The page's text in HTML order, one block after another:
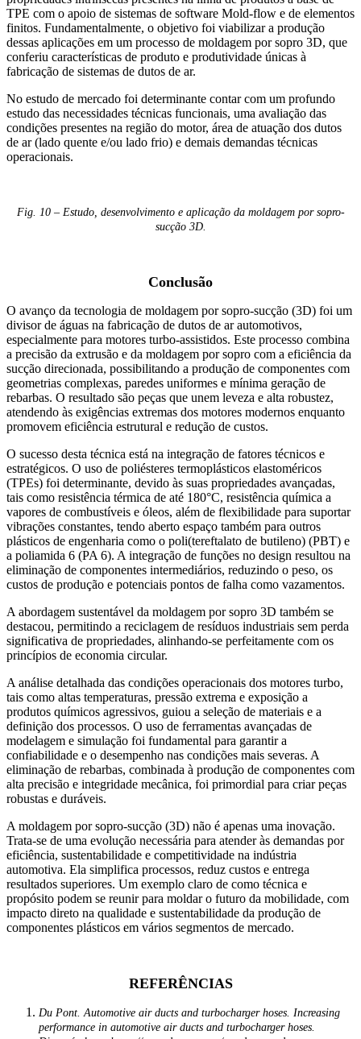
TPE com o apoio de sistemas de software Mold-flow e de elementos
finitos. Fundamentalmente, o objetivo foi viabilizar a produção
dessas aplicações em um processo de moldagem por sopro 3D, que
conferiu características de produto e produtividade únicas à
fabricação de sistemas de dutos de ar.
No estudo de mercado foi determinante contar com um profundo
estudo das necessidades técnicas funcionais, uma avaliação das
condições presentes na região do motor, área de atuação dos dutos
de ar (lado quente e/ou lado frio) e demais demandas técnicas
operacionais.
Fig. 10 – Estudo, desenvolvimento e aplicação da moldagem por sopro-
sucção 3D.
Conclusão
O avanço da tecnologia de moldagem por sopro-sucção (3D) foi um
divisor de águas na fabricação de dutos de ar automotivos,
especialmente para motores turbo-assistidos. Este processo combina
a precisão da extrusão e da moldagem por sopro com a eficiência da
sucção direcionada, possibilitando a produção de componentes com
geometrias complexas, paredes uniformes e mínima geração de
rebarbas. O resultado são peças que unem leveza e alta robustez,
atendendo às exigências extremas dos motores modernos enquanto
promovem eficiência estrutural e redução de custos.
O sucesso desta técnica está na integração de fatores técnicos e
estratégicos. O uso de poliésteres termoplásticos elastoméricos
(TPEs) foi determinante, devido às suas propriedades avançadas,
tais como resistência térmica de até 180°C, resistência química a
vapores de combustíveis e óleos, além de flexibilidade para suportar
vibrações constantes, tendo aberto espaço também para outros
plásticos de engenharia como o poli(tereftalato de butileno) (PBT) e
a poliamida 6 (PA 6). A integração de funções no design resultou na
eliminação de componentes intermediários, reduzindo o peso, os
custos de produção e potenciais pontos de falha como vazamentos.
A abordagem sustentável da moldagem por sopro 3D também se
destacou, permitindo a reciclagem de resíduos industriais sem perda
significativa de propriedades, alinhando-se perfeitamente com os
princípios de economia circular.
A análise detalhada das condições operacionais dos motores turbo,
tais como altas temperaturas, pressão extrema e exposição a
produtos químicos agressivos, guiou a seleção de materiais e a
definição dos processos. O uso de ferramentas avançadas de
modelagem e simulação foi fundamental para garantir a
confiabilidade e o desempenho nas condições mais severas. A
eliminação de rebarbas, combinada à produção de componentes com
alta precisão e integridade mecânica, foi primordial para criar peças
robustas e duráveis.
A moldagem por sopro-sucção (3D) não é apenas uma inovação.
Trata-se de uma evolução necessária para atender às demandas por
eficiência, sustentabilidade e competitividade na indústria
automotiva. Ela simplifica processos, reduz custos e entrega
resultados superiores. Um exemplo claro de como técnica e
propósito podem se reunir para moldar o futuro da mobilidade, com
impacto direto na qualidade e sustentabilidade da produção de
componentes plásticos em vários segmentos de mercado.
REFERÊNCIAS
Du Pont. Automotive air ducts and turbocharger hoses. Increasing
performance in automotive air ducts and turbocharger hoses.